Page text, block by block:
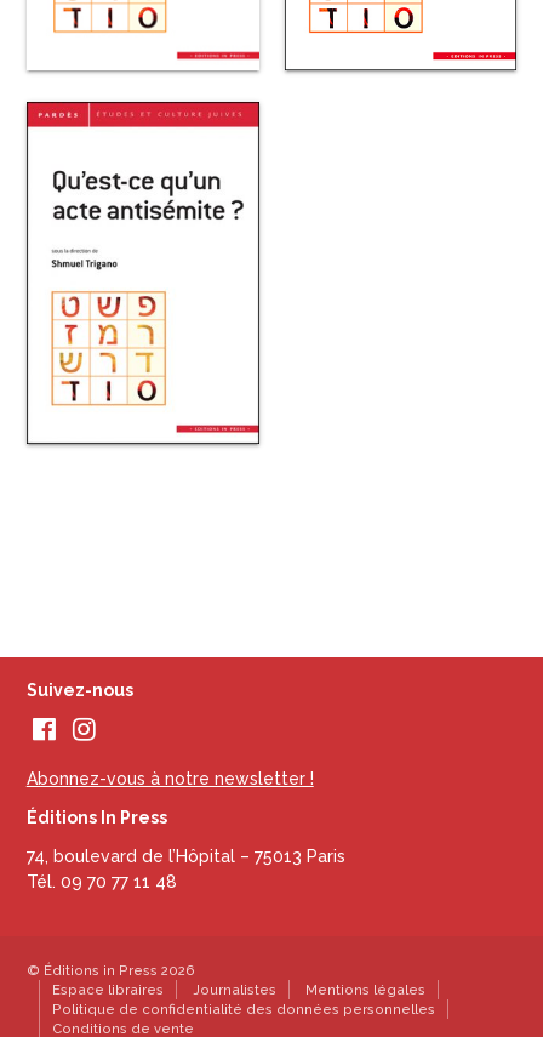
Suivez-nous
Abonnez-vous à notre newsletter !
Éditions In Press
74, boulevard de l’Hôpital – 75013 Paris
Tél. 09 70 77 11 48
© Éditions in Press 2026
Espace libraires
Journalistes
Mentions légales
Politique de confidentialité des données personnelles
Conditions de vente